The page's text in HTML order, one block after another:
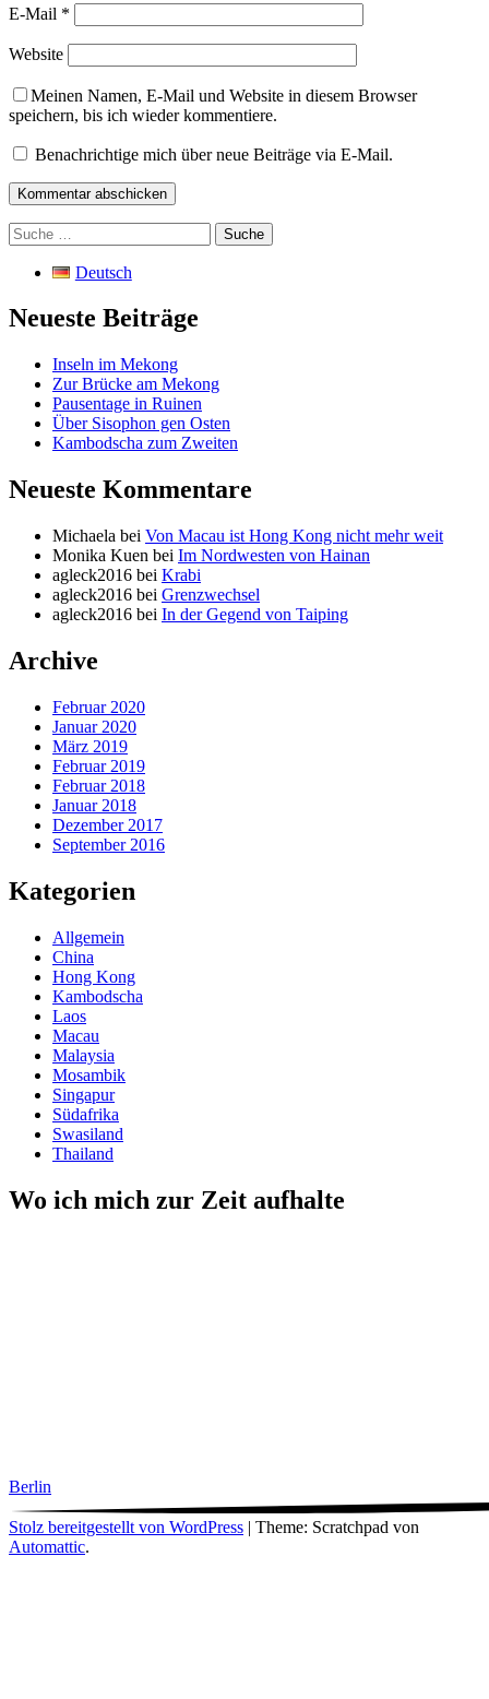
E-Mail *
Website
Meinen Namen, E-Mail und Website in diesem Browser
speichern, bis ich wieder kommentiere.
Benachrichtige mich über neue Beiträge via E-Mail.
Suche
nach:
Deutsch
Neueste Beiträge
Inseln im Mekong
Zur Brücke am Mekong
Pausentage in Ruinen
Über Sisophon gen Osten
Kambodscha zum Zweiten
Neueste Kommentare
Michaela bei Von Macau ist Hong Kong nicht mehr weit
Monika Kuen bei Im Nordwesten von Hainan
agleck2016 bei Krabi
agleck2016 bei Grenzwechsel
agleck2016 bei In der Gegend von Taiping
Archive
Februar 2020
Januar 2020
März 2019
Februar 2019
Februar 2018
Januar 2018
Dezember 2017
September 2016
Kategorien
Allgemein
China
Hong Kong
Kambodscha
Laos
Macau
Malaysia
Mosambik
Singapur
Südafrika
Swasiland
Thailand
Wo ich mich zur Zeit aufhalte
Berlin
Stolz bereitgestellt von WordPress | Theme: Scratchpad von
Automattic.